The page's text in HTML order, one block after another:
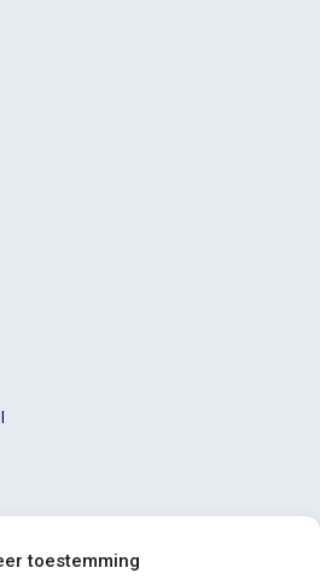
toestemming
op 6 reviews)